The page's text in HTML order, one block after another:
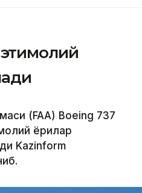
(FAA) Boeing 737
ёриқлар
Kazinform